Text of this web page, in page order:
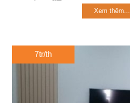
Xem thêm...
7tr/th